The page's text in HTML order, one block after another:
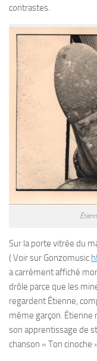
contrastes.
Sur la porte vitrée du
( Voir sur Gonzomusic
a carrément affiché
drôle parce que les
regardent Étienne,
même garçon. Étienne
son apprentissage de
chanson « Ton cinoche